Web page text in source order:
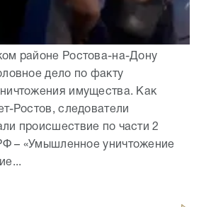
районе Ростова-на-Дону
дело по факту
имущества. Как
Ростов, следователи
происшествие по части 2
– «Умышленное уничтожение